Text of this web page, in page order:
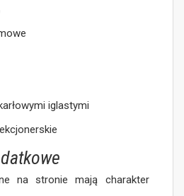
iglastymi
na stronie mają charakter